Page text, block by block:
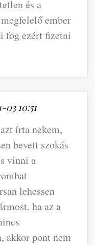
és a
ember
fog ezért fizetni
03 10:51
írta nekem,
bevett szokás
vinni a
lehessen
ha az a
akkor pont nem